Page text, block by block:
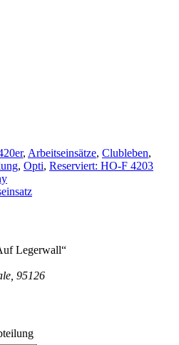
, Arbeitseinsätze, Clubleben,
, Opti, Reserviert: HO-F 4203
Legerwall“
95126